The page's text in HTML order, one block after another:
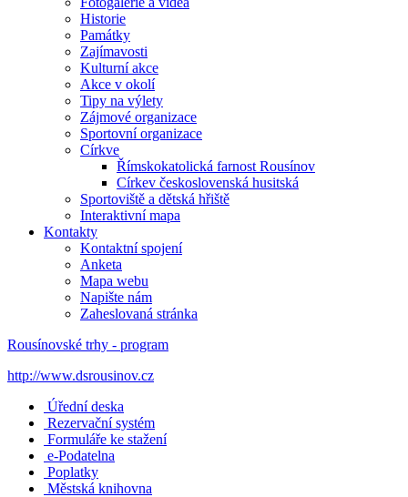
Historie
Památky
Zajímavosti
Kulturní akce
Akce v okolí
Tipy na výlety
Zájmové organizace
Sportovní organizace
Církve
Římskokatolická farnost Rousínov
Církev československá husitská
Sportoviště a dětská hřiště
Interaktivní mapa
Kontakty
Kontaktní spojení
Anketa
Mapa webu
Napište nám
Zaheslovaná stránka
Rousínovské trhy - program
http://www.dsrousinov.cz
Úřední deska
Rezervační systém
Formuláře ke stažení
e-Podatelna
Poplatky
Městská knihovna